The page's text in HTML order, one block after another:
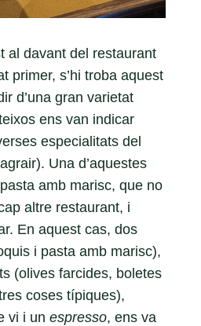
al davant del restaurant
primer, s’hi troba aquest
d’una gran varietat
ens van indicar
especialitats del
Una d’aquestes
amb marisc, que no
altre restaurant, i
En aquest cas, dos
i pasta amb marisc),
(olives farcides, boletes
coses típiques),
vi i un espresso, ens va